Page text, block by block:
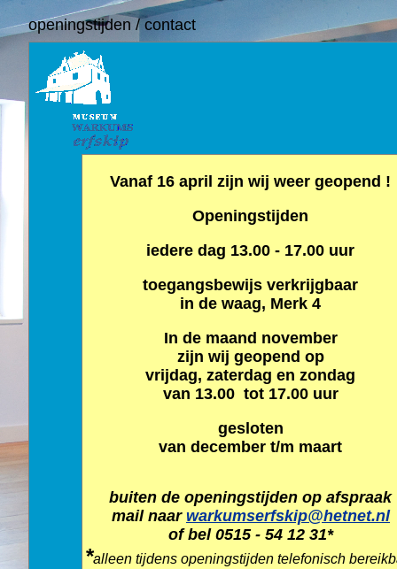
openingstijden / contact
Vanaf 16 april zijn wij weer geopend !
Openingstijden
iedere dag 13.00 - 17.00 uur
toegangsbewijs verkrijgbaar
in de waag, Merk 4
In de maand november
zijn wij geopend op
vrijdag, zaterdag en zondag
van 13.00 tot 17.00 uur
gesloten
van december t/m maart
buiten de openingstijden op afspraak
mail naar warkumserfskip@hetnet.nl
of bel 0515 - 54 12 31*
*alleen tijdens openingstijden telefonisch